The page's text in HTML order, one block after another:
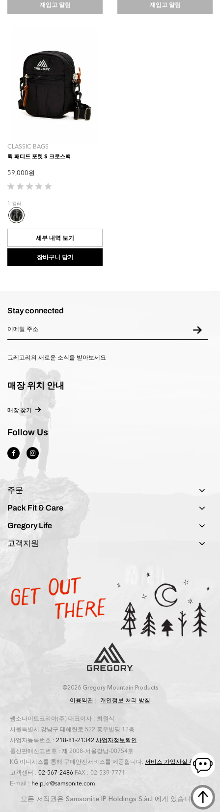
다.
재입고 알림
다.
재입고 알림
CLASSIC BAGS
퀵 패디드 포켓 S 크로스백
59,000 원
별
5
개
중
0.0
입
다.
1 컬러
세부 내역 보기
장바구니 담기
Stay connected
그레고리의 새로운 소식을 받아보세요
매장 위치 안내
매장 찾기
Follow Us
주문
Pack Fit & Care
Gregory Life
고객지원
©2026 Gregory Mountain Products
이용약관
개인정보 처리 방침
쌤소나이트코리아(주) 대표이사 : 최원식
서울특별시 강남구 테헤란로 522 홍우빌딩 12층
사업자등록번호 : 218-81-21342 사업자정보확인
통신판매신고번호 : 제 2008-서울강남-00754호
KG 이니시스를 통해 구매안전서비스를 제공합니다. 서비스 가입사실 확인
고객센터 : 02-567-2486 FAX : 02-539-7771
E-mail : help.kr@samsonite.com
모든 저작권은 Samsonite IP Holdings S.àr.l 에게 있습니다.